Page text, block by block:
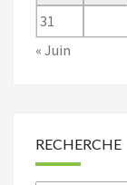
31
« Juin
RECHERCHE